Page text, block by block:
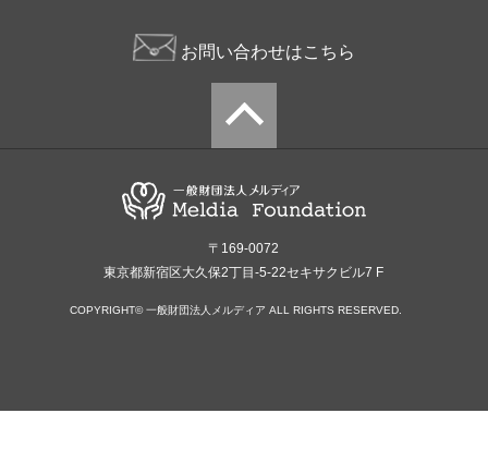
お問い合わせはこちら
〒169-0072
東京都新宿区大久保2丁目-5-22セキサクビル7 F
COPYRIGHT© 一般財団法人メルディア ALL RIGHTS RESERVED.